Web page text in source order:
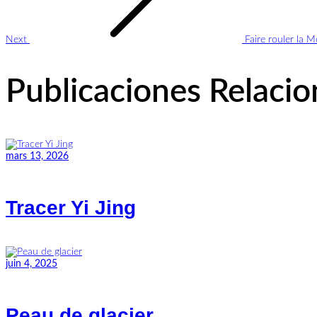
Next Faire rouler la
Publicaciones
mars 13, 2026
Tracer Yi Jing
juin 4, 2025